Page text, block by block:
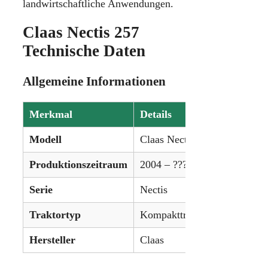
landwirtschaftliche Anwendungen.
Claas Nectis 257
Technische Daten
Allgemeine Informationen
Merkmal Details
Modell Claas Nectis 257
Produktionszeitraum 2004 – ???
Serie Nectis
Traktortyp Kompakttraktor
Hersteller Claas